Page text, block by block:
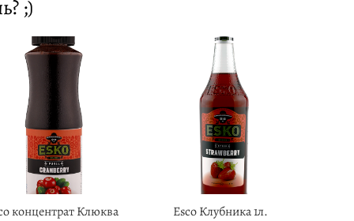
;)
концентрат Клюква
Esco Клубника 1л.